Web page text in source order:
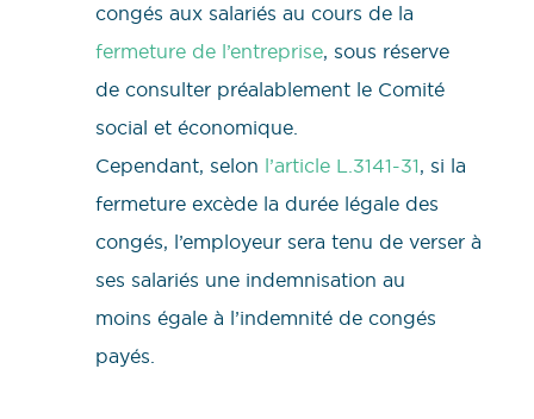
congés aux salariés au cours de la
fermeture de l’entreprise, sous réserve
de consulter préalablement le Comité
social et économique.
Cependant, selon l’article L.3141-31, si la
fermeture excède la durée légale des
congés, l’employeur sera tenu de verser à
ses salariés une indemnisation au
moins égale à l’indemnité de congés
payés.